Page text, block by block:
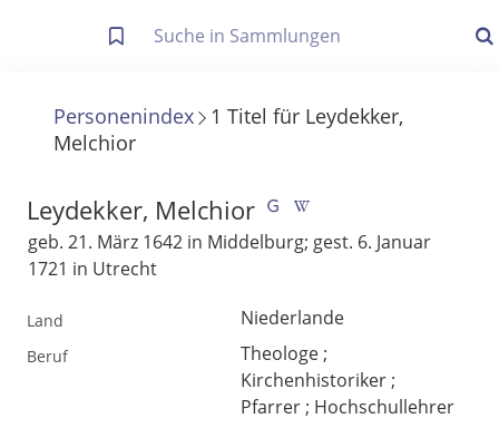
Letzte Trefferliste
Die letzte Trefferliste besteht aus Ihrer letzten Suche, samt
Anzeigen
Noch keine Suchworte
Info zu Suchanfragen
Personenindex 1 Titel für Leydekker,
Melchior
Leydekker, Melchior
geb. 21. März 1642 in Middelburg; gest. 6. Januar
1721 in Utrecht
Land Niederlande
Beruf
Theologe ;
Kirchenhistoriker ;
Pfarrer ; Hochschullehrer